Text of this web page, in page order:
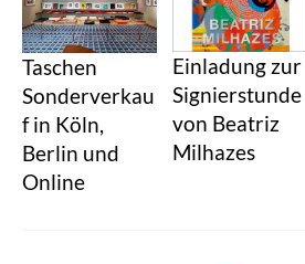
Taschen
Sonderverkau
f in Köln,
Berlin und
Online
Einladung zur
Signierstunde
von Beatriz
Milhazes